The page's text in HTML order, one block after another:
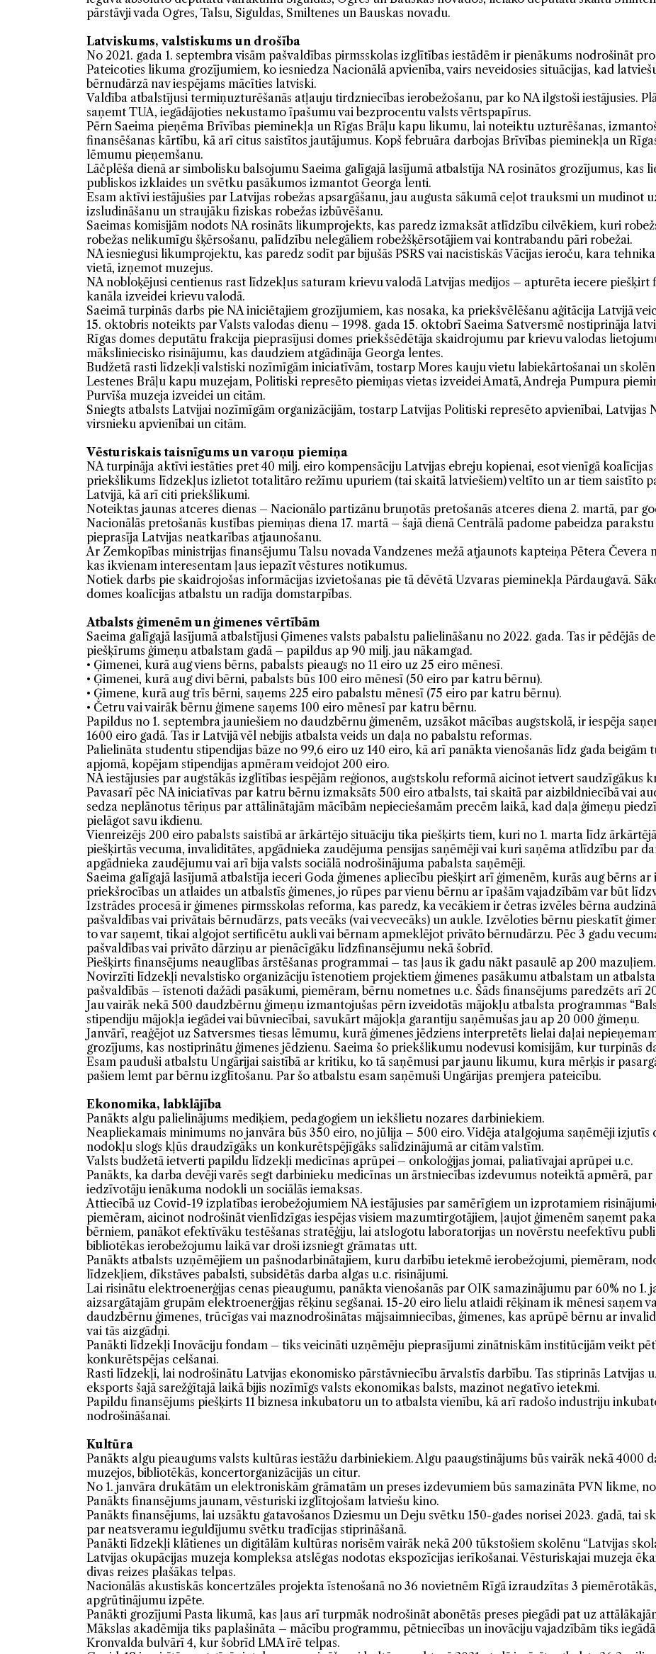
pārstāvji vada Ogres, Talsu, Siguldas, Smiltenes un Bauskas novadu.
Latviskums, valstiskums un drošība
No 2021. gada 1. septembra visām pašvaldības pirmsskolas izglītības iestādēm ir pienākums nodrošināt
Pateicoties likuma grozījumiem, ko iesniedza Nacionālā apvienība, vairs neveidosies situācijas, kad
bērnudārzā nav iespējams mācīties latviski.
Valdība atbalstījusi termiņuzturēšanās atļauju tirdzniecības ierobežošanu, par ko NA ilgstoši iestājusies.
saņemt TUA, iegādājoties nekustamo īpašumu vai bezprocentu valsts vērtspapīrus.
Pērn Saeima pieņēma Brīvības pieminekļa un Rīgas Brāļu kapu likumu, lai noteiktu uzturēšanas,
finansēšanas kārtību, kā arī citus saistītos jautājumus. Kopš februāra darbojas Brīvības pieminekļa un
lēmumu pieņemšanu.
Lāčplēša dienā ar simbolisku balsojumu Saeima galīgajā lasījumā atbalstīja NA rosinātos grozījumus, kas
publiskos izklaides un svētku pasākumos izmantot Georga lenti.
Esam aktīvi iestājušies par Latvijas robežas apsargāšanu, jau augusta sākumā ceļot trauksmi un mudinot
izsludināšanu un straujāku fiziskas robežas izbūvēšanu.
Saeimas komisijām nodots NA rosināts likumprojekts, kas paredz izmaksāt atlīdzību cilvēkiem, kuri
robežas nelikumīgu šķērsošanu, palīdzību nelegāliem robežšķērsotājiem vai kontrabandu pāri robežai.
NA iesniegusi likumprojektu, kas paredz sodīt par bijušās PSRS vai nacistiskās Vācijas ieroču, kara
vietā, izņemot muzejus.
NA nobloķējusi centienus rast līdzekļus saturam krievu valodā Latvijas medijos – apturēta iecere piešķirt
kanāla izveidei krievu valodā.
Saeimā turpinās darbs pie NA iniciētajiem grozījumiem, kas nosaka, ka priekšvēlēšanu aģitācija Latvijā
15. oktobris noteikts par Valsts valodas dienu – 1998. gada 15. oktobrī Saeima Satversmē nostiprināja
Rīgas domes deputātu frakcija pieprasījusi domes priekšsēdētāja skaidrojumu par krievu valodas
māksliniecisko risinājumu, kas daudziem atgādināja Georga lentes.
Budžetā rasti līdzekļi valstiski nozīmīgām iniciatīvām, tostarp Mores kauju vietu labiekārtošanai un
Lestenes Brāļu kapu muzejam, Politiski represēto piemiņas vietas izveidei Amatā, Andreja Pumpura
Purvīša muzeja izveidei un citām.
Sniegts atbalsts Latvijai nozīmīgām organizācijām, tostarp Latvijas Politiski represēto apvienībai,
virsnieku apvienībai un citām.
Vēsturiskais taisnīgums un varoņu piemiņa
NA turpināja aktīvi iestāties pret 40 milj. eiro kompensāciju Latvijas ebreju kopienai, esot vienīgā
priekšlikums līdzekļus izlietot totalitāro režīmu upuriem (tai skaitā latviešiem) veltīto un ar tiem saistīto
Latvijā, kā arī citi priekšlikumi.
Noteiktas jaunas atceres dienas – Nacionālo partizānu bruņotās pretošanās atceres diena 2. martā, par
Nacionālās pretošanās kustības piemiņas diena 17. martā – šajā dienā Centrālā padome pabeidza
pieprasīja Latvijas neatkarības atjaunošanu.
Ar Zemkopības ministrijas finansējumu Talsu novada Vandzenes mežā atjaunots kapteiņa Pētera
kas ikvienam interesentam ļaus iepazīt vēstures notikumus.
Notiek darbs pie skaidrojošas informācijas izvietošanas pie tā dēvētā Uzvaras pieminekļa Pārdaugavā.
domes koalīcijas atbalstu un radīja domstarpības.
Atbalsts ģimenēm un ģimenes vērtībām
Saeima galīgajā lasījumā atbalstījusi Ģimenes valsts pabalstu palielināšanu no 2022. gada. Tas ir pēdējās
piešķīrums ģimeņu atbalstam gadā – papildus ap 90 milj. jau nākamgad.
• Ģimenei, kurā aug viens bērns, pabalsts pieaugs no 11 eiro uz 25 eiro mēnesī.
• Ģimenei, kurā aug divi bērni, pabalsts būs 100 eiro mēnesī (50 eiro par katru bērnu).
• Ģimene, kurā aug trīs bērni, saņems 225 eiro pabalstu mēnesī (75 eiro par katru bērnu).
• Četru vai vairāk bērnu ģimene saņems 100 eiro mēnesī par katru bērnu.
Papildus no 1. septembra jauniešiem no daudzbērnu ģimenēm, uzsākot mācības augstskolā, ir iespēja
1600 eiro gadā. Tas ir Latvijā vēl nebijis atbalsta veids un daļa no pabalstu reformas.
Palielināta studentu stipendijas bāze no 99,6 eiro uz 140 eiro, kā arī panākta vienošanās līdz gada
apjomā, kopējam stipendijas apmēram veidojot 200 eiro.
NA iestājusies par augstākās izglītības iespējām reģionos, augstskolu reformā aicinot ietvert saudzīgākus
Pavasarī pēc NA iniciatīvas par katru bērnu izmaksāts 500 eiro atbalsts, tai skaitā par aizbildniecībā vai
sedza neplānotus tēriņus par attālinātajām mācībām nepieciešamām precēm laikā, kad daļa ģimeņu
pielāgot savu ikdienu.
Vienreizējs 200 eiro pabalsts saistībā ar ārkārtējo situāciju tika piešķirts tiem, kuri no 1. marta līdz
piešķirtās vecuma, invaliditātes, apgādnieka zaudējuma pensijas saņēmēji vai kuri saņēma atlīdzību par
apgādnieka zaudējumu vai arī bija valsts sociālā nodrošinājuma pabalsta saņēmēji.
Saeima galīgajā lasījumā atbalstīja ieceri Goda ģimenes apliecību piešķirt arī ģimenēm, kurās aug bērns ar
priekšrocības un atlaides un atbalstīs ģimenes, jo rūpes par vienu bērnu ar īpašām vajadzībām var būt
Izstrādes procesā ir ģimenes pirmsskolas reforma, kas paredz, ka vecākiem ir četras izvēles bērna
pašvaldības vai privātais bērnudārzs, pats vecāks (vai vecvecāks) un aukle. Izvēloties bērnu pieskatīt
to var saņemt, tikai algojot sertificētu aukli vai bērnam apmeklējot privāto bērnudārzu. Pēc 3 gadu
pašvaldības vai privāto dārziņu ar pienācīgāku līdzfinansējumu nekā šobrīd.
Piešķirts finansējums neauglības ārstēšanas programmai – tas ļaus ik gadu nākt pasaulē ap 200 mazuļiem.
Novirzīti līdzekļi nevalstisko organizāciju īstenotiem projektiem ģimenes pasākumu atbalstam un
pašvaldībās – īstenoti dažādi pasākumi, piemēram, bērnu nometnes u.c. Šāds finansējums paredzēts arī
Jau vairāk nekā 500 daudzbērnu ģimeņu izmantojušas pērn izveidotās mājokļu atbalsta programmas
stipendiju mājokļa iegādei vai būvniecībai, savukārt mājokļa garantiju saņēmušas jau ap 20 000 ģimeņu.
Janvārī, reaģējot uz Satversmes tiesas lēmumu, kurā ģimenes jēdziens interpretēts lielai daļai
grozījums, kas nostiprinātu ģimenes jēdzienu. Saeima šo priekšlikumu nodevusi komisijām, kur turpinās
Esam pauduši atbalstu Ungārijai saistībā ar kritiku, ko tā saņēmusi par jaunu likumu, kura mērķis ir
pašiem lemt par bērnu izglītošanu. Par šo atbalstu esam saņēmuši Ungārijas premjera pateicību.
Ekonomika, labklājība
Panākts algu palielinājums mediķiem, pedagogiem un iekšlietu nozares darbiniekiem.
Neapliekamais minimums no janvāra būs 350 eiro, no jūlija – 500 eiro. Vidēja atalgojuma saņēmēji izjutīs
nodokļu slogs kļūs draudzīgāks un konkurētspējīgāks salīdzinājumā ar citām valstīm.
Valsts budžetā ietverti papildu līdzekļi medicīnas aprūpei – onkoloģijas jomai, paliatīvajai aprūpei u.c.
Panākts, ka darba devēji varēs segt darbinieku medicīnas un ārstniecības izdevumus noteiktā apmērā,
iedzīvotāju ienākuma nodokli un sociālās iemaksas.
Attiecībā uz Covid-19 izplatības ierobežojumiem NA iestājusies par samērīgiem un izprotamiem
piemēram, aicinot nodrošināt vienlīdzīgas iespējas visiem mazumtirgotājiem, ļaujot ģimenēm saņemt
bērniem, panākot efektīvāku testēšanas stratēģiju, lai atslogotu laboratorijas un novērstu neefektīvu
bibliotēkas ierobežojumu laikā var droši izsniegt grāmatas utt.
Panākts atbalsts uzņēmējiem un pašnodarbinātajiem, kuru darbību ietekmē ierobežojumi, piemēram,
līdzekļiem, dīkstāves pabalsti, subsidētās darba algas u.c. risinājumi.
Lai risinātu elektroenerģijas cenas pieaugumu, panākta vienošanās par OIK samazinājumu par 60% no 1.
aizsargātajām grupām elektroenerģijas rēķinu segšanai. 15-20 eiro lielu atlaidi rēķinam ik mēnesi saņem
daudzbērnu ģimenes, trūcīgas vai maznodrošinātas mājsaimniecības, ģimenes, kas aprūpē bērnu ar
vai tās aizgādņi.
Panākti līdzekļi Inovāciju fondam – tiks veicināti uzņēmēju pieprasījumi zinātniskām institūcijām veikt
konkurētspējas celšanai.
Rasti līdzekļi, lai nodrošinātu Latvijas ekonomisko pārstāvniecību ārvalstīs darbību. Tas stiprinās Latvijas
eksports šajā sarežģītajā laikā bijis nozīmīgs valsts ekonomikas balsts, mazinot negatīvo ietekmi.
Papildu finansējums piešķirts 11 biznesa inkubatoru un to atbalsta vienību, kā arī radošo industriju
nodrošināšanai.
Kultūra
Panākts algu pieaugums valsts kultūras iestāžu darbiniekiem. Algu paaugstinājums būs vairāk nekā 4000
muzejos, bibliotēkās, koncertorganizācijās un citur.
No 1. janvāra drukātām un elektroniskām grāmatām un preses izdevumiem būs samazināta PVN likme, no
Panākts finansējums jaunam, vēsturiski izglītojošam latviešu kino.
Panākts finansējums, lai uzsāktu gatavošanos Dziesmu un Deju svētku 150-gades norisei 2023. gadā, tai
par neatsveramu ieguldījumu svētku tradīcijas stiprināšanā.
Panākti līdzekļi klātienes un digitālām kultūras norisēm vairāk nekā 200 tūkstošiem skolēnu “Latvijas
Latvijas okupācijas muzeja kompleksa atslēgas nodotas ekspozīcijas ierīkošanai. Vēsturiskajai muzeja
divas reizes plašākas telpas.
Nacionālās akustiskās koncertzāles projekta īstenošanā no 36 novietnēm Rīgā izraudzītas 3
apgrūtinājumu izpēte.
Panākti grozījumi Pasta likumā, kas ļaus arī turpmāk nodrošināt abonētās preses piegādi pat uz
Mākslas akadēmija tiks paplašināta – mācību programmu, pētniecības un inovāciju vajadzībām tiks
Kronvalda bulvārī 4, kur šobrīd LMA īrē telpas.